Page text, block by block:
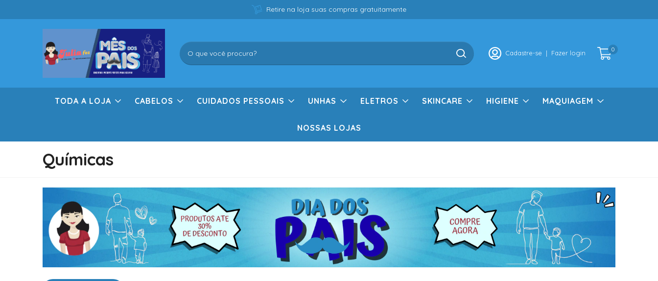
Retire na loja suas compras gratuitamente
Cadastre-se | Fazer login 0
TODA A LOJA CABELOS CUIDADOS PESSOAIS UNHAS ELETROS SKINCARE HIGIENE MAQUIAGEM
NOSSAS LOJAS
Químicas